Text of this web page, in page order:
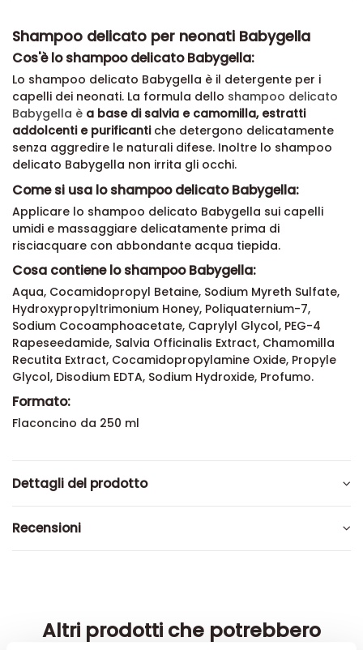
Shampoo delicato per neonati Babygella
Cos'è lo shampoo delicato Babygella:
Lo shampoo delicato Babygella è il detergente per i
capelli dei neonati. La formula dello shampoo delicato
Babygella è a base di salvia e camomilla, estratti
addolcenti e purificantiche detergono delicatamente
senza aggredire le naturali difese. Inoltre lo shampoo
delicato Babygella non irrita gli occhi.
Come si usa lo shampoo delicato Babygella:
Applicare lo shampoo delicato Babygella sui capelli
umidi e massaggiare delicatamente prima di
risciacquare con abbondante acqua tiepida.
Cosa contiene lo shampoo Babygella:
Aqua, Cocamidopropyl Betaine, Sodium Myreth Sulfate,
Hydroxypropyltrimonium Honey, Poliquaternium-7,
Sodium Cocoamphoacetate, Caprylyl Glycol, PEG-4
Rapeseedamide, Salvia Officinalis Extract, Chamomilla
Recutita Extract, Cocamidopropylamine Oxide, Propyle
Glycol, Disodium EDTA, Sodium Hydroxide, Profumo.
Formato:
Flaconcino da 250 ml
Dettagli del prodotto
Recensioni
Altri prodotti che potrebbero